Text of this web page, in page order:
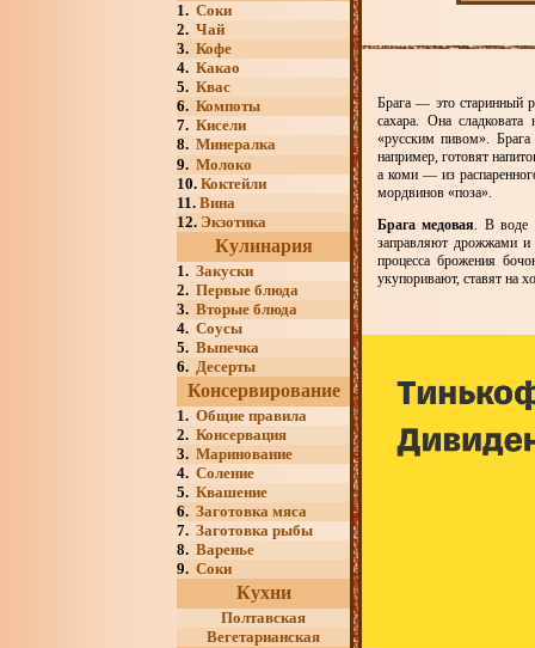
1. Соки
2. Чай
3. Кофе
4. Какао
5. Квас
6. Компоты
7. Кисели
8. Минералка
9. Молоко
10. Коктейли
11. Вина
12. Экзотика
Кулинария
1. Закуски
2. Первые блюда
3. Вторые блюда
4. Соусы
5. Выпечка
6. Десерты
Консервирование
1. Общие правила
2. Консервация
3. Маринование
4. Соление
5. Квашение
6. Заготовка мяса
7. Заготовка рыбы
8. Варенье
9. Соки
Кухни
Полтавская
Вегетарианская
Брага — это старинный
сахара. Она
«русским пивом».
например, готовят
а коми — из
мордвинов «поза».
Брага медовая. В воде
заправляют дрожжами и
процесса брожения
укупоривают, ставят